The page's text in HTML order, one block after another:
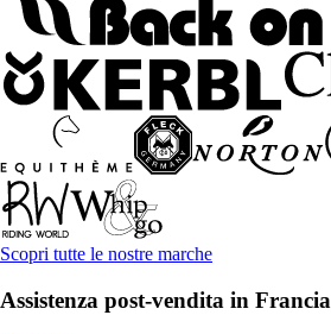
Scopri tutte le nostre marche
Assistenza post-vendita in Francia